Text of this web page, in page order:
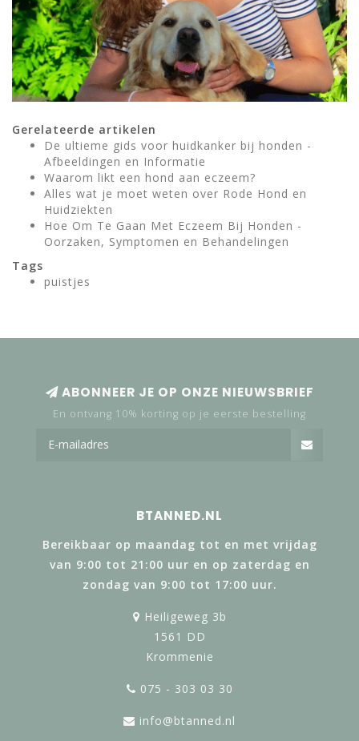
Gerelateerde artikelen
De ultieme gids voor huidkanker bij honden -
Afbeeldingen en Informatie
Waarom likt een hond aan eczeem?
Alles wat je moet weten over Rode Hond en
Huidziekten
Hoe Om Te Gaan Met Eczeem Bij Honden -
Oorzaken, Symptomen en Behandelingen
Tags
puistjes
ABONNEER JE OP ONZE NIEUWSBRIEF
En ontvang 10% korting op je eerste bestelling
BTANNED.NL
Bereikbaar op maandag tot en met vrijdag
van 9:00 tot 21:00 uur en op zaterdag en
zondag van 9:00 tot 17:00 uur.
Heiligeweg 3b
1561 DD
Krommenie
075 - 303 03 30
info@btanned.nl